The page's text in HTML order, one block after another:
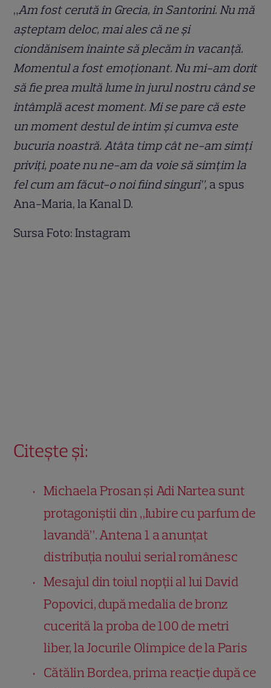
„Am fost cerută în Grecia, în Santorini. Nu mă
așteptam deloc, mai ales că ne și
ciondănisem înainte să plecăm în vacanță.
Momentul a fost emoționant. Nu mi-am dorit
să fie prea multă lume în jurul nostru când se
întâmplă acest moment. Mi se pare că este
un moment destul de intim și cumva este
bucuria noastră. Atâta timp cât ne-am simți
priviți, poate nu ne-am da voie să simțim la
fel cum am făcut-o noi fiind singuri”, a spus
Ana-Maria, la Kanal D.
Sursa Foto: Instagram
Citește și:
Michaela Prosan şi Adi Nartea sunt
protagoniștii din „Iubire cu parfum de
lavandă”. Antena 1 a anunțat
distribuția noului serial românesc
Mesajul din toiul nopții al lui David
Popovici, după medalia de bronz
cucerită la proba de 100 de metri
liber, la Jocurile Olimpice de la Paris
Cătălin Bordea, prima reacție după ce